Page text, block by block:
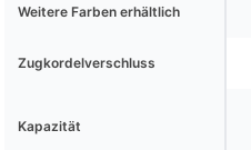
Weitere Farben erhältlich
Zugkordelverschluss
Kapazität